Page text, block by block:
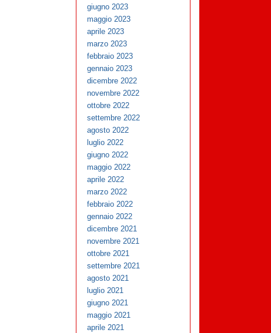
giugno 2023
maggio 2023
aprile 2023
marzo 2023
febbraio 2023
gennaio 2023
dicembre 2022
novembre 2022
ottobre 2022
settembre 2022
agosto 2022
luglio 2022
giugno 2022
maggio 2022
aprile 2022
marzo 2022
febbraio 2022
gennaio 2022
dicembre 2021
novembre 2021
ottobre 2021
settembre 2021
agosto 2021
luglio 2021
giugno 2021
maggio 2021
aprile 2021